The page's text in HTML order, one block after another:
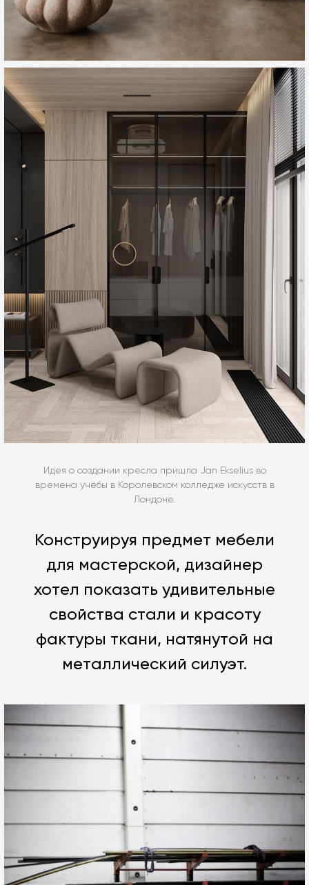
Идея о создании кресла пришла Jan Ekselius во
времена учёбы в Королевском колледже искусств в
Лондоне.
Конструируя предмет мебели
для мастерской, дизайнер
хотел показать удивительные
свойства стали и красоту
фактуры ткани, натянутой на
металлический силуэт.